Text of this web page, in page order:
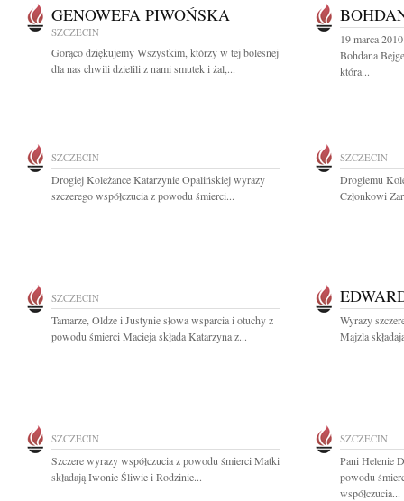
GENOWEFA PIWOŃSKA
SZCZECIN
Gorąco dziękujemy Wszystkim, którzy w tej bolesnej
dla nas chwili dzielili z nami smutek i żal,...
19 marca
Bohdana
która...
SZCZECIN
Drogiej Koleżance Katarzynie Opalińskiej wyrazy
szczerego współczucia z powodu śmierci...
SZCZECIN
Drogiemu
Członkowi
SZCZECIN
Tamarze, Oldze i Justynie słowa wsparcia i otuchy z
powodu śmierci Macieja składa Katarzyna z...
Wyrazy
Majzla
SZCZECIN
Szczere wyrazy współczucia z powodu śmierci Matki
składają Iwonie Śliwie i Rodzinie...
SZCZECIN
Pani Helenie
powodu
współczucia...